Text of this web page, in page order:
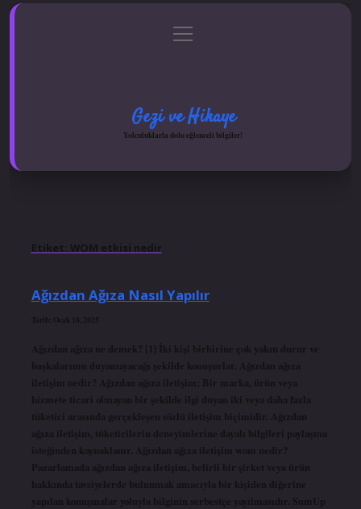
Gizlilik Politikası
menüyü
aç
Gezi ve Hikaye
Yolculuklarla dolu eğlenceli bilgiler!
Etiket: WOM etkisi nedir
Ağızdan Ağıza Nasıl Yapılır
Tarih: Ocak 18, 2025
Ağızdan ağıza ne demek? [1] İki kişi birbirine çok yakın durur ve
başkalarının duyamayacağı şekilde konuşurlar. Ağızdan ağıza
iletişim nedir? Ağızdan ağıza iletişim; Bir marka, ürün veya
hizmete ticari olmayan bir şekilde ilgi duyan iki veya daha fazla
tüketici arasında gerçekleşen sözlü iletişim biçimidir. Ağızdan
ağıza iletişim, tüketicilerin deneyimlerine dayalı bilgileri paylaşma
isteğinden kaynaklanır. Ağızdan ağıza iletişim wom nedir?
Pazarlamada ağızdan ağıza iletişim, belirli bir şirket veya ürün
hakkında tavsiyelerde bulunmak amacıyla bir kişiden diğerine
yapılan konuşmalar yoluyla bilginin serbestçe yayılmasıdır. SumUp